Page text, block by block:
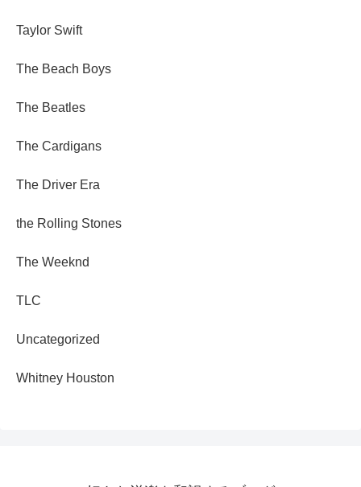
Taylor Swift
The Beach Boys
The Beatles
The Cardigans
The Driver Era
the Rolling Stones
The Weeknd
TLC
Uncategorized
Whitney Houston